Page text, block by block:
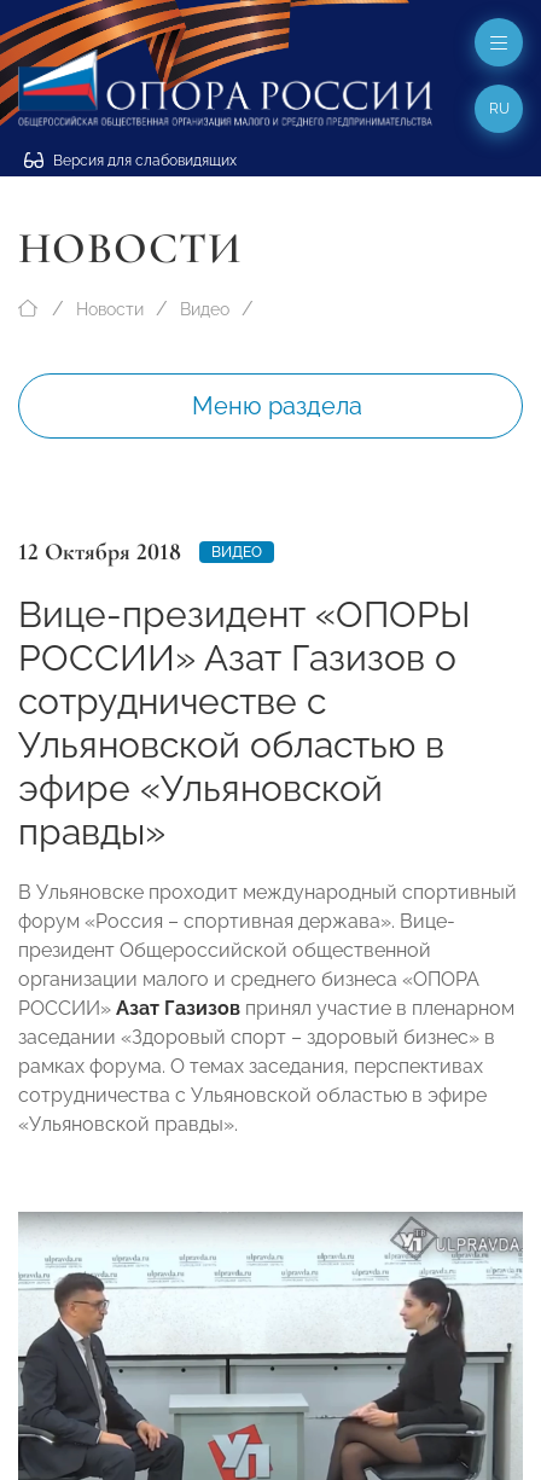
Версия для слабовидящих
RU
НОВОСТИ
Новости Видео
Меню раздела
12 Октября 2018 ВИДЕО
Вице-президент «ОПОРЫ
РОССИИ» Азат Газизов о
сотрудничестве с
Ульяновской областью в
эфире «Ульяновской
правды»
В Ульяновске проходит международный спортивный
форум «Россия – спортивная держава». Вице-
президент Общероссийской общественной
организации малого и среднего бизнеса «ОПОРА
РОССИИ» Азат Газизов принял участие в пленарном
заседании «Здоровый спорт – здоровый бизнес» в
рамках форума. О темах заседания, перспективах
сотрудничества с Ульяновской областью в эфире
«Ульяновской правды».